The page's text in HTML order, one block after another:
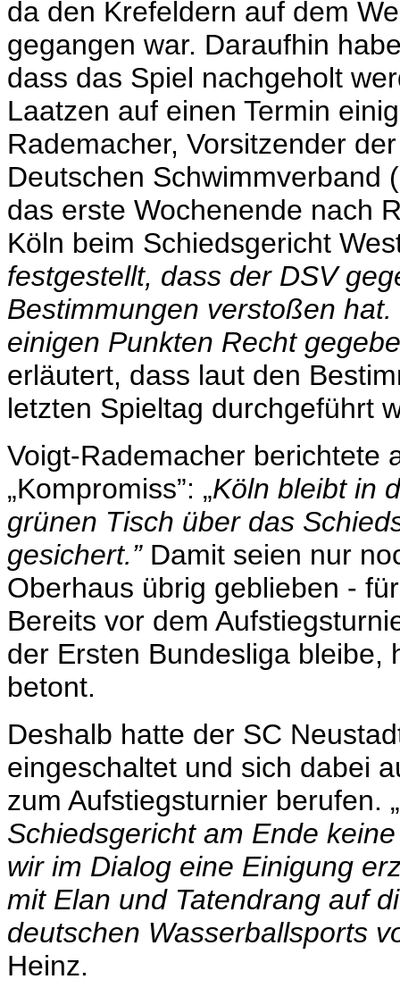
da den Krefeldern auf dem
gegangen war. Daraufhin
dass das Spiel nachgeholt
Laatzen auf einen Termin
Rademacher, Vorsitzender
Deutschen Schwimmverband
das erste Wochenende nach
Köln beim Schiedsgericht
festgestellt, dass der DSV
Bestimmungen verstoßen
einigen Punkten Recht
erläutert, dass laut den
letzten Spieltag durchgeführt
Voigt-Rademacher berichtete
„Kompromiss”: „Köln bleibt in
grünen Tisch über das
gesichert.”Damit seien nur
Oberhaus übrig geblieben -
Bereits vor dem
der Ersten Bundesliga bleibe,
betont.
Deshalb hatte der SC
eingeschaltet und sich dabei
zum Aufstiegsturnier berufen. „
Schiedsgericht am Ende
wir im Dialog eine Einigung
mit Elan und Tatendrang auf
deutschen Wasserballsports
Heinz.